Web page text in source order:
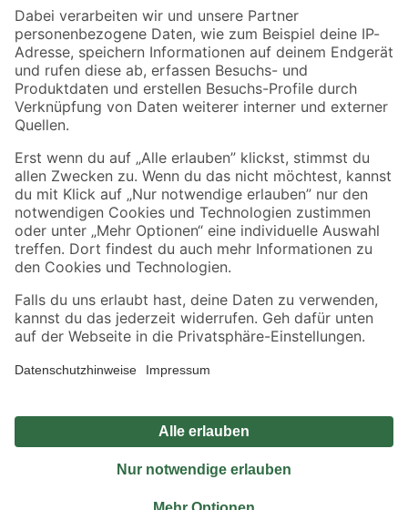
Zahlungsarten Versandarten
Sicher einkaufen
Jetzt die toom-App herunterladen
Alle Preisangaben in EUR inkl. gesetzl. MwSt.. Die dargestellten Angebote sind unter
Umständen nicht in allen Märkten verfügbar. Die angegebenen Verfügbarkeiten beziehen
Produkte nur solange der Vorrat reicht.
*Paketversand ab 59 € versandkostenfrei, gilt nicht für Artikel mit Speditionsversand, hier
Privatsphäre Impressum
Nutzungsbedingungen
Widerrufsrecht
Vertrag widerrufen